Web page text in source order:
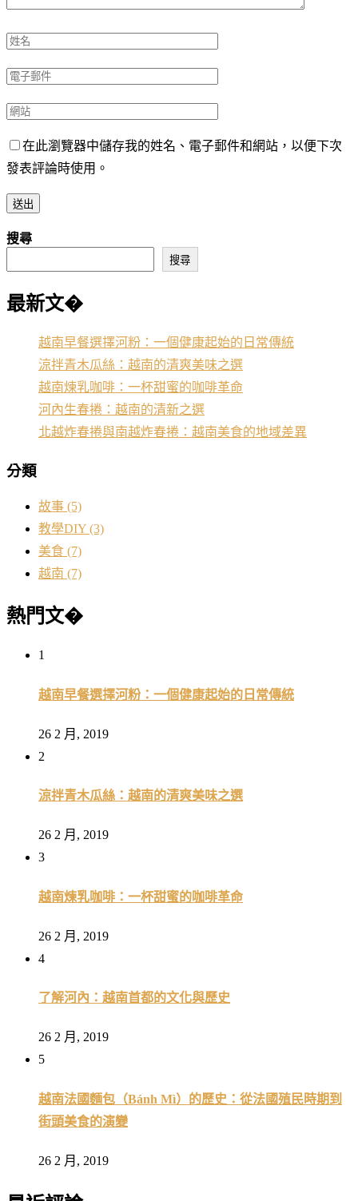
在此瀏覽器中儲存我的姓名、電子郵件和網站，以便下次
發表評論時使用。
搜尋
搜尋
最新文�
越南早餐選擇河粉：一個健康起始的日常傳統
涼拌青木瓜絲：越南的清爽美味之選
越南煉乳咖啡：一杯甜蜜的咖啡革命
河內生春捲：越南的清新之選
北越炸春捲與南越炸春捲：越南美食的地域差異
分類
故事 (5)
教學DIY (3)
美食 (7)
越南 (7)
熱門文�
1
越南早餐選擇河粉：一個健康起始的日常傳統
26 2 月, 2019
2
涼拌青木瓜絲：越南的清爽美味之選
26 2 月, 2019
3
越南煉乳咖啡：一杯甜蜜的咖啡革命
26 2 月, 2019
4
了解河內：越南首都的文化與歷史
26 2 月, 2019
5
越南法國麵包（Bánh Mì）的歷史：從法國殖民時期到
街頭美食的演變
26 2 月, 2019